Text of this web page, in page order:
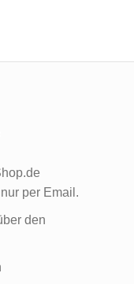
per Email.
den